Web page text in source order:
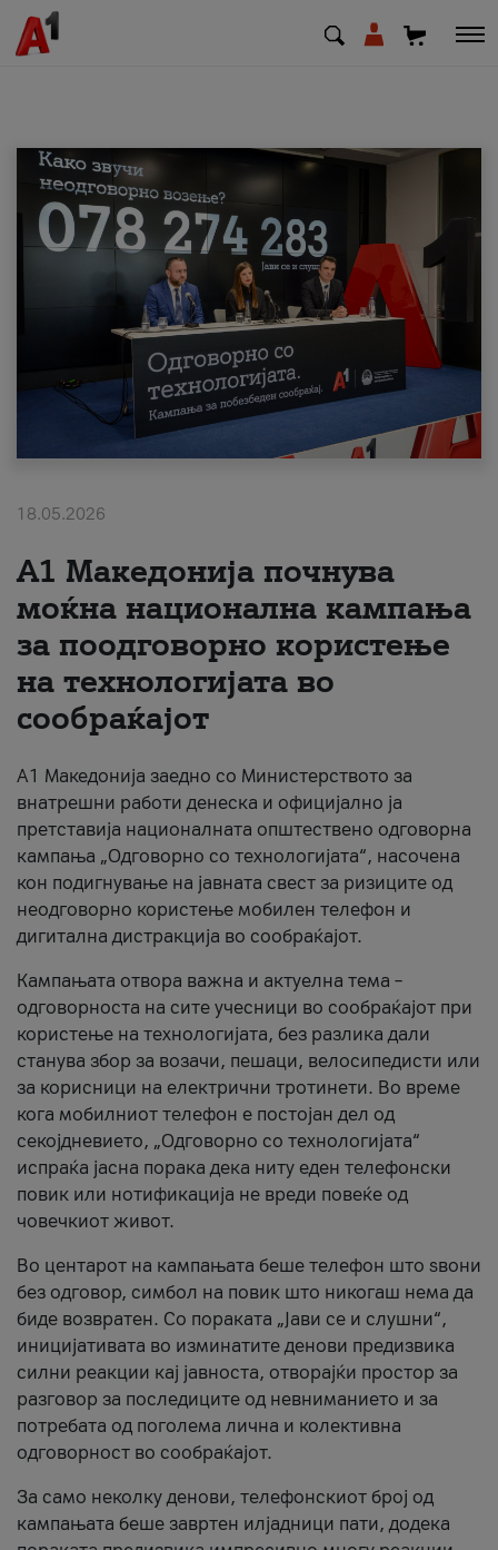
МК EN SQ
Деловни
Поддршка
Надополни кредит
#ПодобарОнлајн
18.05.2026
A1 Македонија почнува
моќна национална кампања
за поодговорно користење
на технологијата во
сообраќајот
A1 Македонија заедно со Министерството за
внатрешни работи денеска и официјално ја
претставија националната општествено одговорна
кампања „Одговорно со технологијата“, насочена
кон подигнување на јавната свест за ризиците од
неодговорно користење мобилен телефон и
дигитална дистракција во сообраќајот.
Кампањата отвора важна и актуелна тема –
одговорноста на сите учесници во сообраќајот при
користење на технологијата, без разлика дали
станува збор за возачи, пешаци, велосипедисти или
за корисници на електрични тротинети. Во време
кога мобилниот телефон е постојан дел од
секојдневието, „Одговорно со технологијата“
испраќа јасна порака дека ниту еден телефонски
повик или нотификација не вреди повеќе од
човечкиот живот.
Во центарот на кампањата беше телефон што ѕвони
без одговор, симбол на повик што никогаш нема да
биде возвратен. Со пораката „Јави се и слушни“,
иницијативата во изминатите денови предизвика
силни реакции кај јавноста, отворајќи простор за
разговор за последиците од невниманието и за
потребата од поголема лична и колективна
одговорност во сообраќајот.
За само неколку денови, телефонскиот број од
кампањата беше завртен илјадници пати, додека